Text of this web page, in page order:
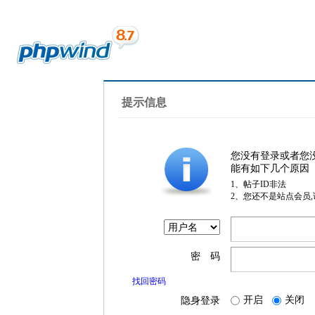
提示信息
您没有登录或者您
能有如下几个原因
1、帖子ID非法
2、您还不是站点会员
密 码
找回密码
隐身登录 开启 关闭